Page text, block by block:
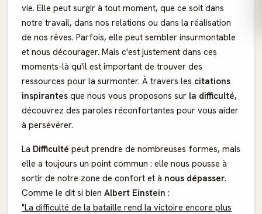
vie. Elle peut surgir à tout moment, que ce soit dans
notre travail, dans nos relations ou dans la réalisation
de nos rêves. Parfois, elle peut sembler insurmontable
et nous décourager. Mais c'est justement dans ces
moments-là qu'il est important de trouver des
ressources pour la surmonter. À travers les citations
inspirantes que nous vous proposons sur la difficulté,
découvrez des paroles réconfortantes pour vous aider
à persévérer.
La Difficulté peut prendre de nombreuses formes, mais
elle a toujours un point commun : elle nous pousse à
sortir de notre zone de confort et à nous dépasser.
Comme le dit si bien Albert Einstein :
"La difficulté de la bataille rend la victoire encore plus